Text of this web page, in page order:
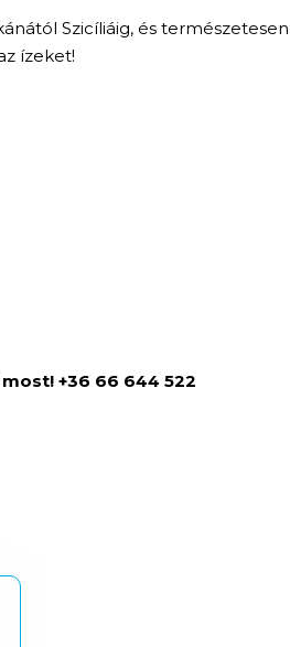
Szicíliáig, és
ízeket!
+36 66 644 522